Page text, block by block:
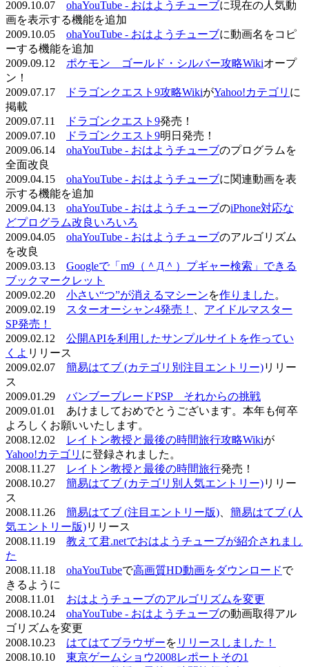
2009.10.07 ohaYouTube - おはようチューブに現在の人気動
画を表示する機能を追加
2009.10.05 ohaYouTube - おはようチューブに動画名をコピ
ーする機能を追加
2009.09.12 ポケモン ゴールド・シルバー攻略Wikiオープ
ン！
2009.07.17
ドラゴンクエスト9攻略WikiがYahoo!カテゴリ に
掲載
2009.07.11
ドラゴンクエスト9発売！
2009.07.10
ドラゴンクエスト9明日発売！
2009.06.14 ohaYouTube - おはようチューブのプログラムを
全面改良
2009.04.15 ohaYouTube - おはようチューブに関連動画を表
示する機能を追加
2009.04.13 ohaYouTube - おはようチューブのiPhone対応な
どプログラム改良いろいろ
2009.04.05 ohaYouTube - おはようチューブのアルゴリズム
を改良
2009.03.13 Googleで「m9（＾Д＾）プギャー検索」できる
ブックマークレット
2009.02.20 小さい“つ”が消えるマシーンを作りました 。
2009.02.19
スターオーシャン4発売！
アイドルマスター
SP発売！
2009.02.12 公開APIを利用したサンプルサイトを作ってい
くよ リリース
2009.02.07 簡易はてブ (カテゴリ別注目エントリー)リリー
ス
2009.01.29 バンブーブレードPSP それからの挑戦
2009.01.01 あけましておめでとうございます。本年も何卒
よろしくお願いいたします。
2008.12.02
レイトン教授と最後の時間旅行攻略Wikiが
Yahoo!カテゴリ に登録されました。
2008.11.27
レイトン教授と最後の時間旅行発売！
2008.10.27 簡易はてブ (カテゴリ別人気エントリー)リリー
ス
2008.11.26 簡易はてブ (注目エントリー版)
簡易はてブ (人
気エントリー版)リリース
2008.11.19 教えて君.netでおはようチューブが紹介されまし
た
2008.11.18 ohaYouTubeで高画質HD動画をダウンロードで
きるように
2008.11.01 おはようチューブのアルゴリズムを変更
2008.10.24 ohaYouTube - おはようチューブの動画取得アル
ゴリズムを変更
2008.10.23 はてはてブラウザーを リリースしました！
2008.10.10 東京ゲームショウ2008レポートその1